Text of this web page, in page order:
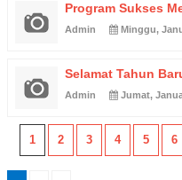
Program Sukses
Admin Minggu,
Selamat Tahun
Admin Jumat,
1 2 3 4 5 6